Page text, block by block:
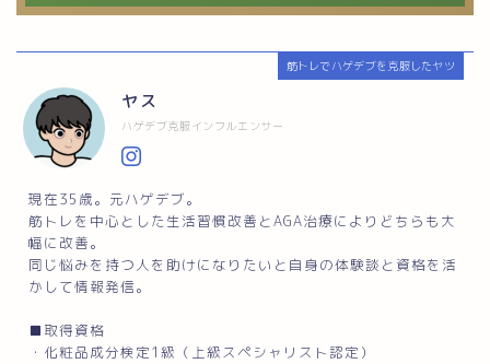
筋トレでハゲデブを克服したヤツ
ヤス
ハゲデブ克服インフルエンサー
現在35歳。元ハゲデブ。
筋トレを中心とした生活習慣改善とAGA治療によりどちらも大
幅に改善。
同じ悩みを持つ人を助けになりたいと自身の体験談と資格を活
かして情報発信。
■取得資格
・化粧品成分検定1級（上級スペシャリスト認定）